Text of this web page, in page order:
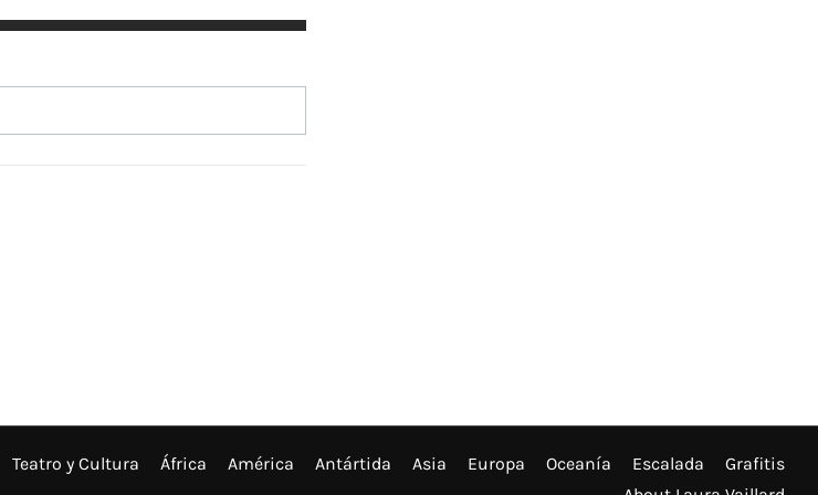
Teatro y Cultura África América Antártida Asia Europa Oceanía Escalada
Grafitis